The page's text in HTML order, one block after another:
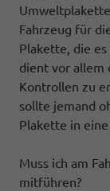
Fahrzeug für
Plakette, die
dient vor allem
Kontrollen zu
sollte jemand
Plakette in
Muss ich am
mitführen?